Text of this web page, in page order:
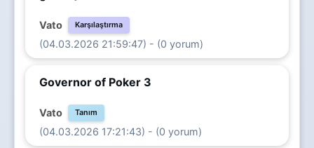
Vato Karşılaştırma
(04.03.2026 21:59:47) - (0 yorum)
Governor of Poker 3
Vato Tanım
(04.03.2026 17:21:43) - (0 yorum)